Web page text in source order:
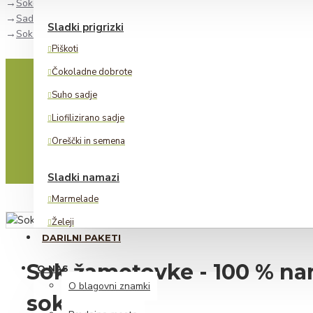
Sladki prigrizki
Piškoti
Čokoladne dobrote
Suho sadje
Liofilizirano sadje
Oreščki in semena
Sladki namazi
Marmelade
Želeji
Lešnikovi namazi
Alkoholne pijače
Žganje
DARILNI PAKETI
O NAS
O blagovni znamki
Sokovi in sirupi
Sadni sokovi
Sok žametovke - 100 % naravni grozdni sok (0,75 l)
Sok žametovke - 100 %
sok (0,75 l)